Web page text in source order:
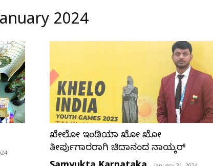
2024
ಖೇಲೋ ಇಂಡಿಯಾ ಖೋ ಖೋ
ತೀರ್ಪುಗಾರರಾಗಿ ಚಿದಾನಂದ ನಾಯ್ಕರ್